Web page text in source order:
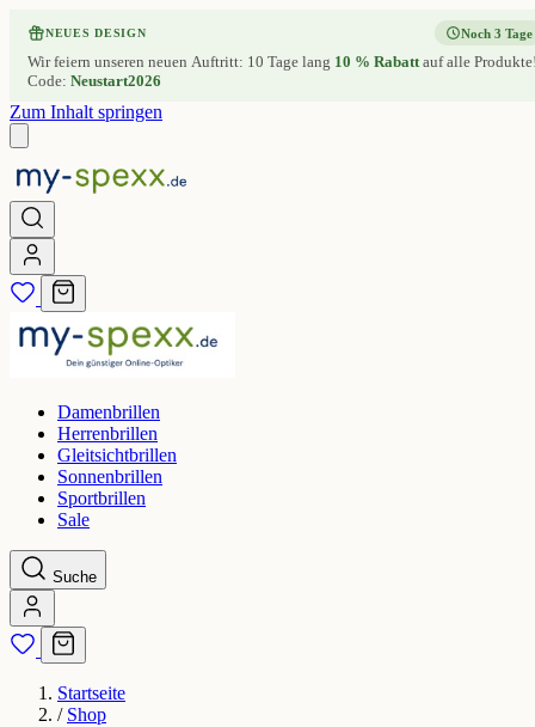
NEUES DESIGN
Wir feiern unseren neuen Auftritt: 10 Tage lang 10 % Rabattauf alle
Code: Neustart2026
Noch 3 Tage
Zum Inhalt springen
Damenbrillen
Herrenbrillen
Gleitsichtbrillen
Sonnenbrillen
Sportbrillen
Sale
Suche
Startseite
/ Shop